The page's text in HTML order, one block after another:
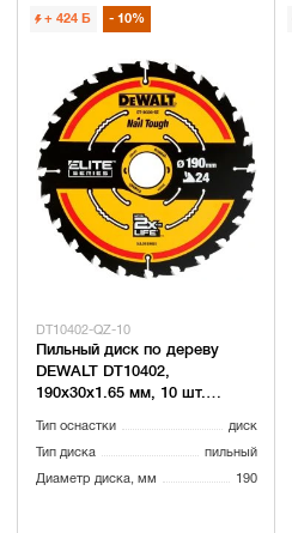
+ 424 Б 10%
DT10402-QZ-10
Пильный диск по дереву
DEWALT DT10402,
190х30х1.65 мм, 10 шт.
Тип оснастки диск
Тип диска пильный
Диаметр диска, мм 190